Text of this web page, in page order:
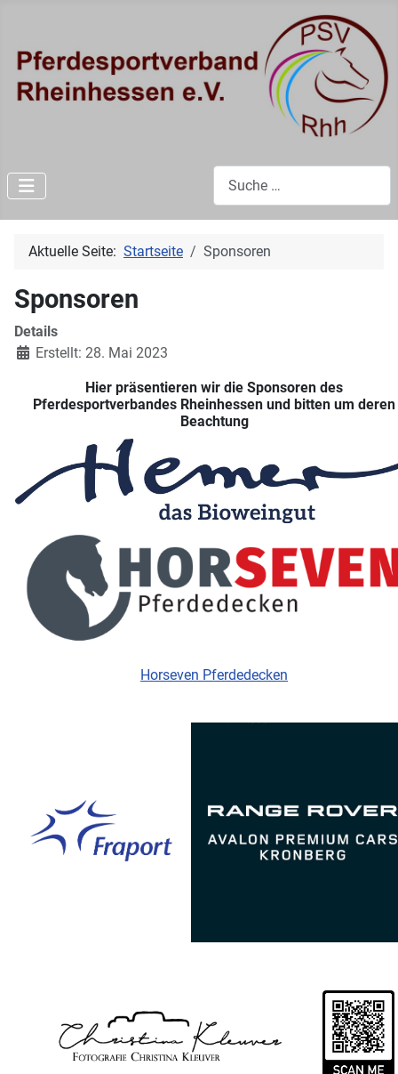
Aktuelle Seite: Startseite Sponsoren
Sponsoren
Details
Erstellt: 28. Mai 2023
Hier präsentieren wir die Sponsoren des
Pferdesportverbandes Rheinhessen und bitten um deren
Beachtung
Horseven Pferdedecken